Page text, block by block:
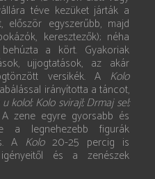
téve kezüket járták a
egyszerűbb, majd
keresztezők); néha
a kört. Gyakoriak
ujjogtatások, az akár
versikék. A Kolo
irányította a táncot,
u kolo!; Kolo sviraj!; Drmaj se!;
zene egyre gyorsabb és
a legnehezebb figurák
A Kolo20-25 percig is
és a zenészek